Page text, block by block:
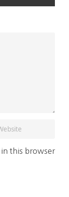
in this browser